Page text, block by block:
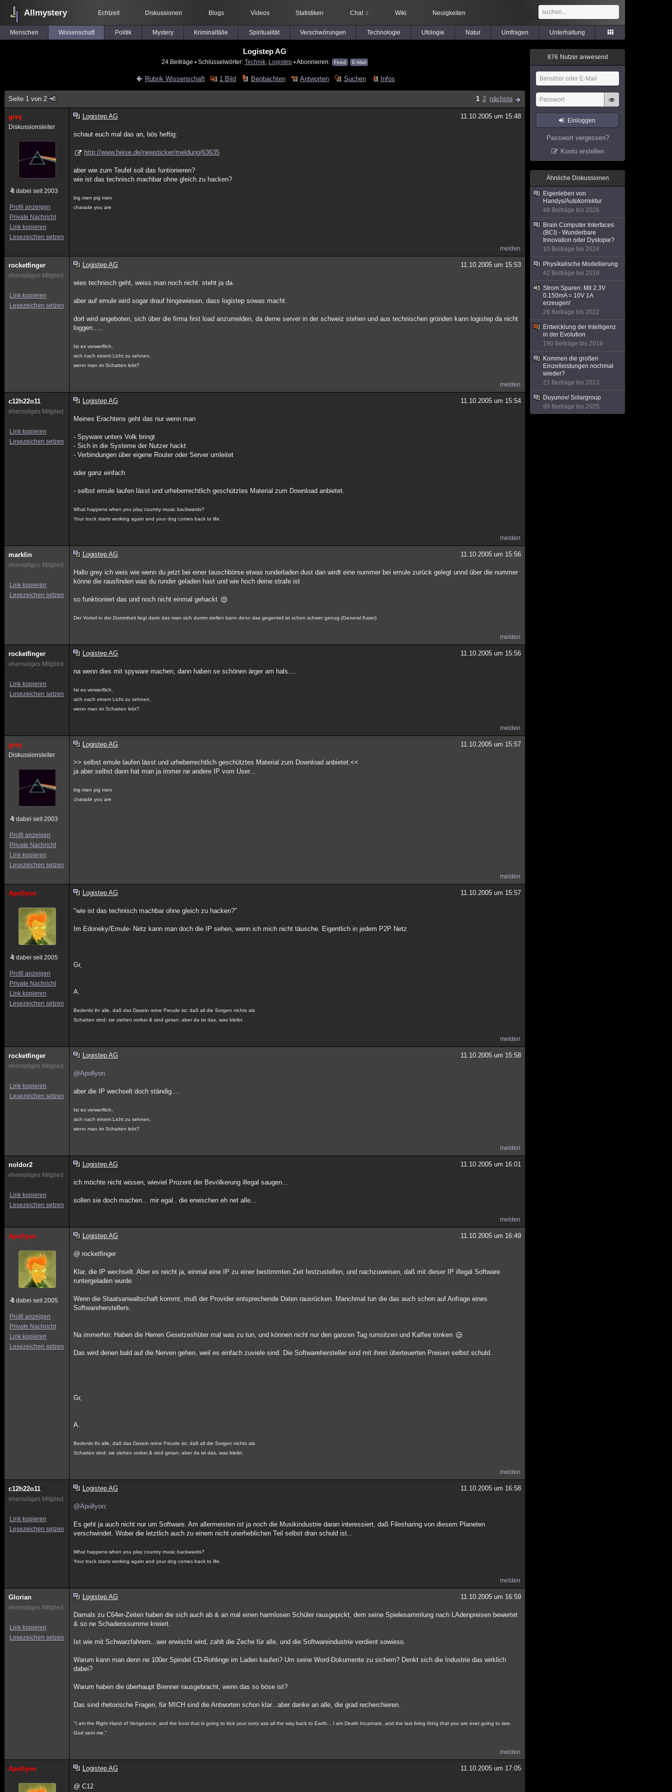
Allmystery Echtzeit Diskussionen Blogs Videos Statistiken Chat 2 Wiki Neuigkeiten
Menschen Wissenschaft Politik Mystery Kriminalfälle Spiritualität Verschwörungen Technologie Ufologie Natur Umfragen Unterhaltung
Logistep AG
24 Beiträge ▪ Schlüsselwörter: Technik Logistep ▪ Abonnieren: Feed E-Mail
Rubrik Wissenschaft 1 Bild Beobachten Antworten Suchen Infos
Seite 1 von 2 1 2 nächste
grey
Diskussionsleiter
dabei seit 2003
Profil anzeigen
Private Nachricht
Link kopieren
Lesezeichen setzen
Logistep AG 11.10.2005 um 15:48
schaut euch mal das an, bös heftig:
http://www.heise.de/newsticker/meldung/63635
aber wie zum Teufel soll das funtionieren?
wie ist das technisch machbar ohne gleich zu hacken?
big men pig men
charade you are
melden
rocketfinger
ehemaliges Mitglied
Link kopieren
Lesezeichen setzen
Logistep AG 11.10.2005 um 15:53
wies technisch geht, weiss man noch nicht. steht ja da.
aber auf emule wird sogar drauf hingewiesen, dass logistep sowas macht.
dort wird angeboten, sich über die firma first load anzumelden, da derne server in der schweiz stehen und aus technischen gründen kann logistep da nicht
loggen.....
Ist es verwerflich,
sich nach einem Licht zu sehnen,
wenn man im Schatten lebt?
melden
c12h22o11
ehemaliges Mitglied
Link kopieren
Lesezeichen setzen
Logistep AG 11.10.2005 um 15:54
Meines Erachtens geht das nur wenn man
- Spyware unters Volk bringt
- Sich in die Systeme der Nutzer hackt
- Verbindungen über eigene Router oder Server umleitet
oder ganz einfach
- selbst emule laufen lässt und urheberrechtlich geschütztes Material zum Download anbietet.
What happens when you play country music backwards?
Your truck starts working again and your dog comes back to life.
melden
marklin
ehemaliges Mitglied
Link kopieren
Lesezeichen setzen
Logistep AG 11.10.2005 um 15:56
Hallo grey ich weis wie wenn du jetzt bei einer tauschbörse etwas runderladen dust dan wirdt eine nummer bei emule zurück gelegt unnd über die nummer
könne die rausfinden was du runder geladen hast und wie hoch deine strafe ist
so funktioniert das und noch nicht einmal gehackt
Der Vorteil in der Dummheit liegt darin das man sich dumm stellen kann denn das gegenteil ist schon schwer genug.(General Kater)
melden
rocketfinger
ehemaliges Mitglied
Link kopieren
Lesezeichen setzen
Logistep AG 11.10.2005 um 15:56
na wenn dies mit spyware machen, dann haben se schönen ärger am hals....
Ist es verwerflich,
sich nach einem Licht zu sehnen,
wenn man im Schatten lebt?
melden
grey
Diskussionsleiter
dabei seit 2003
Profil anzeigen
Private Nachricht
Link kopieren
Lesezeichen setzen
Logistep AG 11.10.2005 um 15:57
>> selbst emule laufen lässt und urheberrechtlich geschütztes Material zum Download anbietet.<<
ja aber selbst dann hat man ja immer ne andere IP vom User...
big men pig men
charade you are
melden
Apollyon
dabei seit 2005
Profil anzeigen
Private Nachricht
Link kopieren
Lesezeichen setzen
Logistep AG 11.10.2005 um 15:57
"wie ist das technisch machbar ohne gleich zu hacken?"
Im Edoneky/Emule- Netz kann man doch die IP sehen, wenn ich mich nicht täusche. Eigentlich in jedem P2P Netz.
Gr,
A.
Bedenkt ihr alle, daß das Dasein reine Freude ist; daß all die Sorgen nichts als
Schatten sind; sie ziehen vorbei & sind getan; aber da ist das, was bleibt.
melden
rocketfinger
ehemaliges Mitglied
Link kopieren
Lesezeichen setzen
Logistep AG 11.10.2005 um 15:58
@Apollyon
aber die IP wechselt doch ständig....
Ist es verwerflich,
sich nach einem Licht zu sehnen,
wenn man im Schatten lebt?
melden
noldor2
ehemaliges Mitglied
Link kopieren
Lesezeichen setzen
Logistep AG 11.10.2005 um 16:01
ich möchte nicht wissen, wieviel Prozent der Bevölkerung illegal saugen...
sollen sie doch machen... mir egal.. die erwischen eh net alle...
melden
Apollyon
dabei seit 2005
Profil anzeigen
Private Nachricht
Link kopieren
Lesezeichen setzen
Logistep AG 11.10.2005 um 16:49
@ rocketfinger
Klar, die IP wechselt. Aber es reicht ja, einmal eine IP zu einer bestimmten Zeit festzustellen, und nachzuweisen, daß mit dieser IP illegal Software
runtergeladen wurde.
Wenn die Staatsanwaltschaft kommt, muß der Provider entsprechende Daten rausrücken. Manchmal tun die das auch schon auf Anfrage eines
Softwareherstellers.
Na immerhin: Haben die Herren Gesetzeshüter mal was zu tun, und können nicht nur den ganzen Tag rumsitzen und Kaffee trinken
Das wird denen bald auf die Nerven gehen, weil es einfach zuviele sind. Die Softwarehersteller sind mit ihren überteuerten Preisen selbst schuld.
Gr,
A.
Bedenkt ihr alle, daß das Dasein reine Freude ist; daß all die Sorgen nichts als
Schatten sind; sie ziehen vorbei & sind getan; aber da ist das, was bleibt.
melden
c12h22o11
ehemaliges Mitglied
Link kopieren
Lesezeichen setzen
Logistep AG 11.10.2005 um 16:58
@Apollyon:
Es geht ja auch nicht nur um Software. Am allermeisten ist ja noch die Musikindustrie daran interessiert, daß Filesharing von diesem Planeten
verschwindet. Wobei die letztlich auch zu einem nicht unerheblichen Teil selbst dran schuld ist...
What happens when you play country music backwards?
Your truck starts working again and your dog comes back to life.
melden
Glorian
ehemaliges Mitglied
Link kopieren
Lesezeichen setzen
Logistep AG 11.10.2005 um 16:59
Damals zu C64er-Zeiten haben die sich auch ab & an mal einen harmlosen Schüler rausgepickt, dem seine Spielesammlung nach LAdenpreisen bewertet
& so ne Schadenssumme kreiert.
Ist wie mit Schwarzfahrern...wer erwischt wird, zahlt die Zeche für alle, und die Softwareindustrie verdient sowieso.
Warum kann man denn ne 100er Spindel CD-Rohlinge im Laden kaufen? Um seine Word-Dokumente zu sichern? Denkt sich die Industrie das wirklich
dabei?
Warum haben die überhaupt Brenner rausgebracht, wenn das so böse ist?
Das sind rhetorische Fragen, für MICH sind die Antworten schon klar...aber danke an alle, die grad recherchieren.
"I am the Right Hand of Vengeance, and the boot that is going to kick your sorry ass all the way back to Earth... I am Death Incarnate, and the last living thing that you are ever going to see.
God sent me."
melden
Apollyon Logistep AG 11.10.2005 um 17:05
@ C12
876 Nutzer anwesend
Einloggen
Passwort vergessen?
Konto erstellen
Ähnliche Diskussionen
Eigenleben von
Handys/Autokorrektur
48 Beiträge bis 2026
Brain Computer Interfaces
(BCI) - Wunderbare
Innovation oder Dystopie?
10 Beiträge bis 2024
Physikalische Modellierung
42 Beiträge bis 2018
Strom Sparen: Mit 2.3V
0.150mA = 10V 1A
erzeugen!
28 Beiträge bis 2022
Entwicklung der Intelligenz
in der Evolution
190 Beiträge bis 2016
Kommen die großen
Einzelleistungen nochmal
wieder?
21 Beiträge bis 2013
Duyunov/ Solargroup
99 Beiträge bis 2025